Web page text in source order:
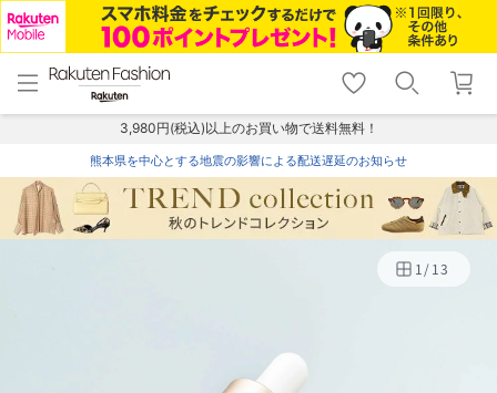
menu home
トップ
shopping_cart lock_outline
ログイン
3,980円(税込)以上のお買い物で送料無料！
熊本県を中心とする地震の影響による配送遅延のお知らせ
1/13